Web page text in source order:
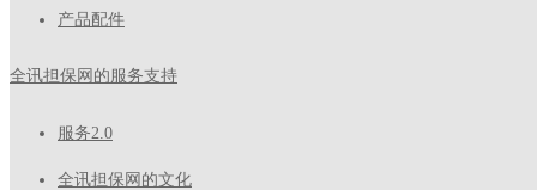
产品配件
全讯担保网的服务支持
服务2.0
全讯担保网的文化